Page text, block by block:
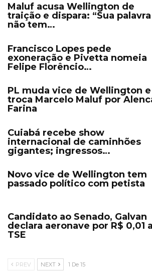
Maluf acusa Wellington de
traição e dispara: “Sua palavra
não tem…
Francisco Lopes pede
exoneração e Pivetta nomeia
Felipe Florêncio…
PL muda vice de Wellington e
troca Marcelo Maluf por
Farina
Cuiabá recebe show
internacional de caminhões
gigantes; ingressos…
Novo vice de Wellington tem
passado político com petista
Candidato ao Senado, Galvan
declara aeronave por R$ 0,01
TSE
PREV NEXT 1 De 15